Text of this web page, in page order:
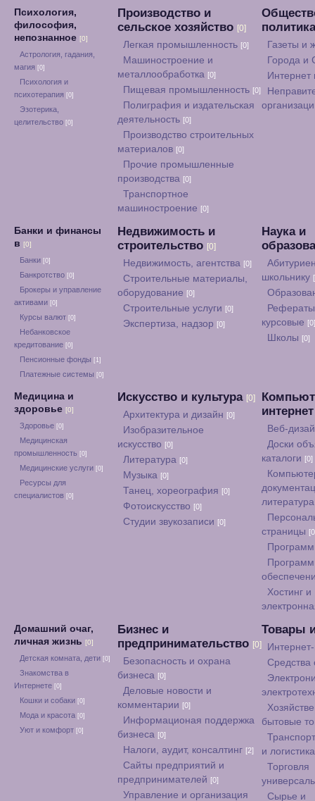
Психология,
философия,
непознанное [0]
Астрология, гадания,
магия [0]
Психология и
психотерапия [0]
Эзотерика,
целительство [0]
Производство и
сельское хозяйство [0]
Легкая промышленность [0]
Машиностроение и
металлообработка [0]
Пищевая промышленность [0]
Полиграфия и издательская
деятельность [0]
Производство строительных
материалов [0]
Прочие промышленные
производства [0]
Транспортное
машиностроение [0]
Газеты и
Города и
Банки и финансы
в [0]
Банки [0]
Банкротство [0]
Брокеры и управление
активами [0]
Курсы валют [0]
Небанковское
кредитование [0]
Пенсионные фонды [1]
Платежные системы [0]
Недвижимость и
строительство [0]
Недвижимость, агентства [0]
Строительные материалы,
оборудование [0]
Строительные услуги [0]
Экспертиза, надзор [0]
Наука и
школьнику
курсовые [0]
Школы [0]
Медицина и
здоровье [0]
Здоровье [0]
Медицинская
промышленность [0]
Медицинские услуги [0]
Ресурсы для
специалистов [0]
Искусство и культура [0]
Архитектура и дизайн [0]
Изобразительное
искусство [0]
Литература [0]
Музыка [0]
Танец, хореография [0]
Фотоискусство [0]
Студии звукозаписи [0]
Веб-
Доски
каталоги [0]
страницы
Хостинг и
Домашний очаг,
личная жизнь [0]
Детская комната, дети [0]
Знакомства в
Интернете [0]
Кошки и собаки [0]
Мода и красота [0]
Уют и комфорт [0]
Бизнес и
предпринимательство [0]
Безопасность и охрана
бизнеса [0]
Деловые новости и
комментарии [0]
Информационая поддержка
бизнеса [0]
Налоги, аудит, консалтинг [2]
Сайты предприятий и
предпринимателей [0]
Управление и организация
Товары
Средства
бытовые
и
Торговля
Сырье и